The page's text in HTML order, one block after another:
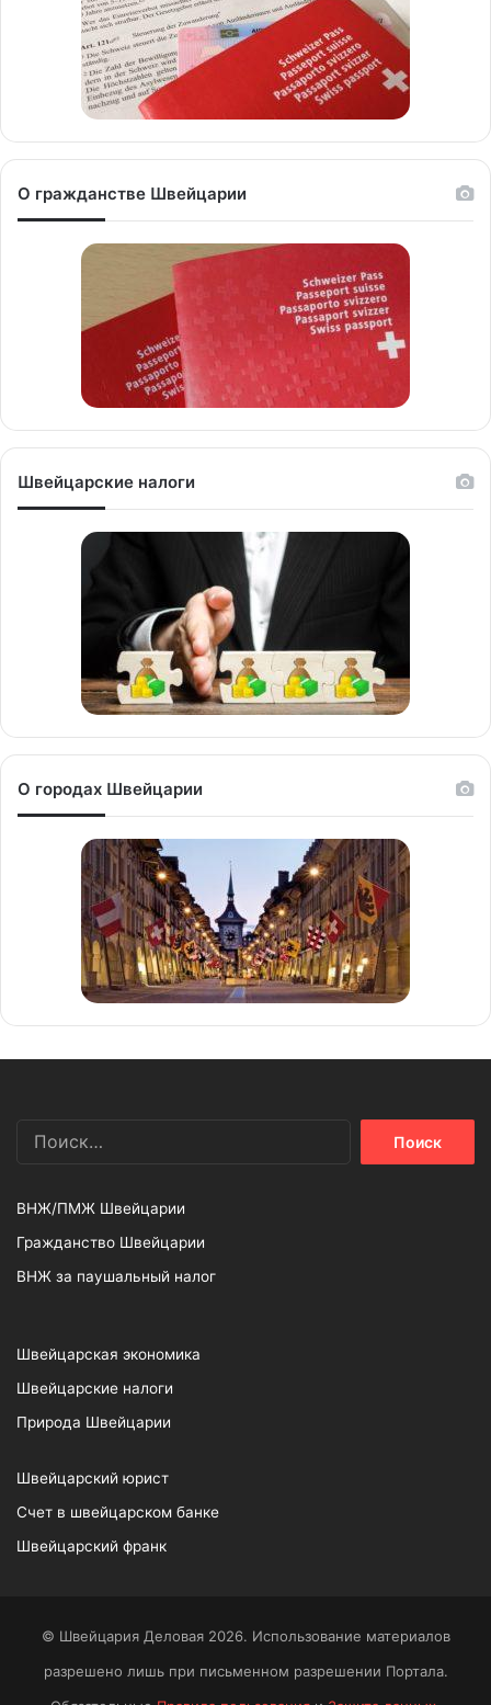
О гражданстве Швейцарии
Швейцарские налоги
О городах Швейцарии
ВНЖ/ПМЖ Швейцарии
Гражданство Швейцарии
ВНЖ за паушальный налог
Швейцарская экономика
Швейцарские налоги
Природа Швейцарии
Швейцарский юрист
Счет в швейцарском банке
Швейцарский франк
© Швейцария Деловая 2026. Использование материалов
разрешено лишь при письменном разрешении Портала.